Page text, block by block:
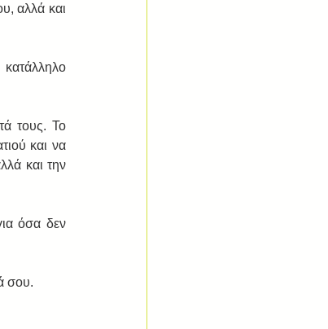
αλλά και
κατάλληλο
τους. Το
και να
και την
όσα δεν
σου.